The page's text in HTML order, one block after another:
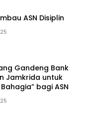
ASN Disiplin
Gandeng Bank
Jamkrida untuk
bagi ASN